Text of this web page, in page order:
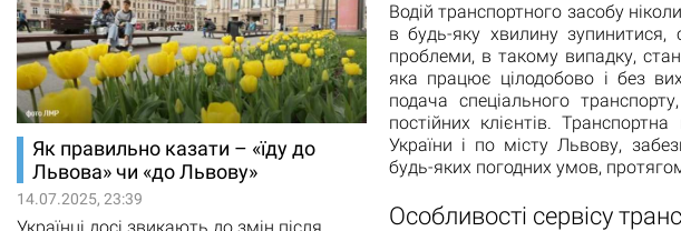
Як правильно казати – «їду до
Львова» чи «до Львову»
14.07.2025, 23:39
Водій транспортного засобу
в будь-яку хвилину
проблеми, в такому випадку,
яка працює цілодобово і без
подача спеціального
постійних клієнтів.
України і по місту Львову,
будь-яких погодних умов,
Особливості сервісу